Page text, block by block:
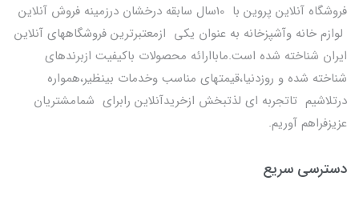
فروشگاه آنلاین پروین با 10سال سابقه درخشان درزمینه فروش آنلاین
لوازم خانه وآشپزخانه به عنوان یکی ازمعتبرترین فروشگاههای آنلاین
ایران شناخته شده است.ماباارائه محصولات باکیفیت ازبرندهای
شناخته شده و روزدنیا،قیمتهای مناسب وخدمات بینظیر،همواره
درتلاشیم تاتجربه ای لذتبخش ازخریدآنلاین رابرای شمامشتریان
عزیزفراهم آوریم.
دسترسی سریع